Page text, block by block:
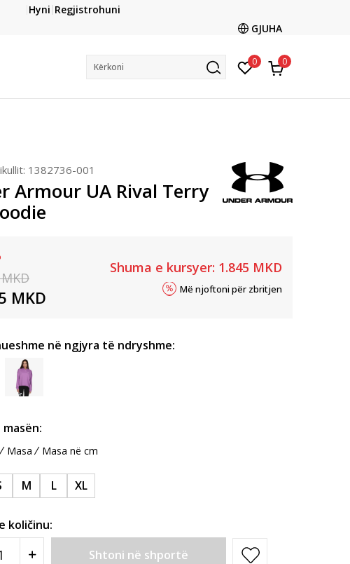
CLICK & COLLECT
Paguani me kartë online dhe bëni tërheqjen në dyqanin që ju
Hyni Regjistrohuni
GJUHA
Kërkoni 0 0
1382736-001
Armour UA Rival Terry
MKD
MKD
Shuma e kursyer: 1.845 MKD
Më njoftoni për zbritjen
në ngjyra të ndryshme:
Masa Masa në cm
M L XL
količinu:
Shtoni në shportë